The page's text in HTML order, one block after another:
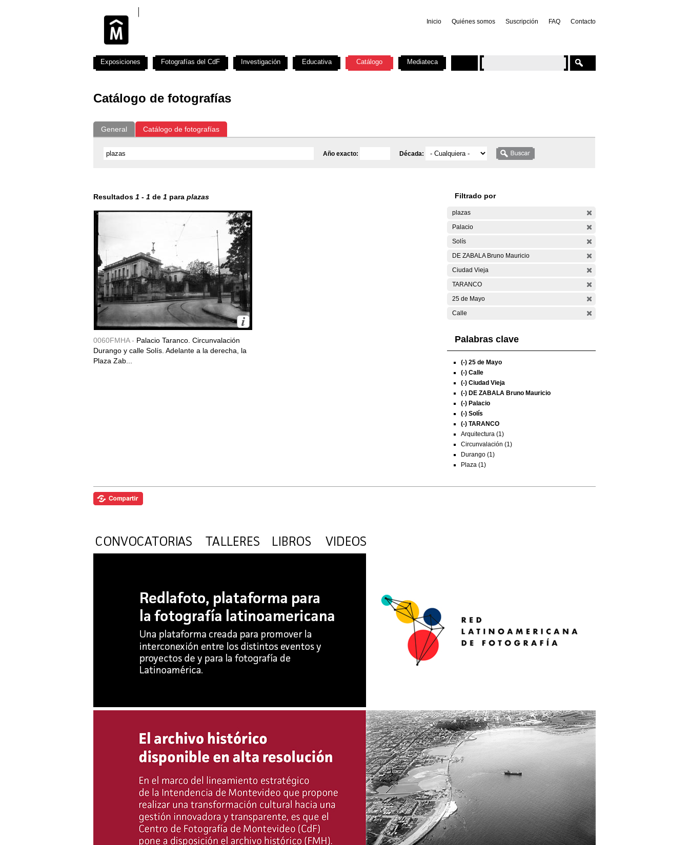
Inicio Quiénes somos Suscripción FAQ Contacto
Catálogo de fotografías
General Catálogo de fotografías
Año exacto: Década:
Resultados 1 - 1 de 1 para plazas
0060FMHA - Palacio Taranco. Circunvalación
Durango y calle Solís. Adelante a la derecha, la
Plaza Zab...
Filtrado por
plazas
Palacio
Solís
DE ZABALA Bruno Mauricio
Ciudad Vieja
TARANCO
25 de Mayo
Calle
Palabras clave
(-) 25 de Mayo
(-) Calle
(-) Ciudad Vieja
(-) DE ZABALA Bruno Mauricio
(-) Palacio
(-) Solís
(-) TARANCO
Arquitectura (1)
Circunvalación (1)
Durango (1)
Plaza (1)
Exposiciones Fotografías del CdF Investigación Educativa Catálogo Mediateca